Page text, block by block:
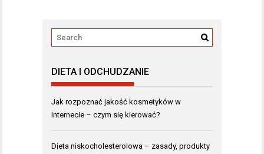
DIETA I ODCHUDZANIE
Jak rozpoznać jakość kosmetyków w
Internecie – czym się kierować?
Dieta niskocholesterolowa – zasady, produkty